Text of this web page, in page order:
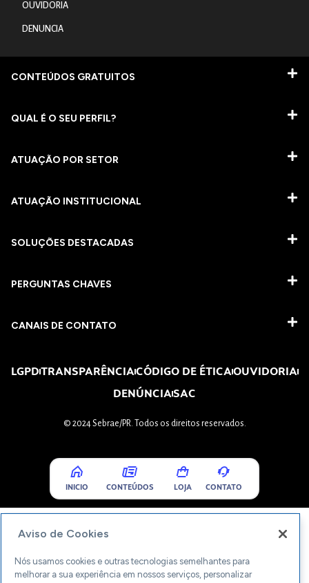
OUVIDORIA
DENUNCIA
CONTEÚDOS GRATUITOS
QUAL É O SEU PERFIL?
ATUAÇÃO POR SETOR
ATUAÇÃO INSTITUCIONAL
SOLUÇÕES DESTACADAS
PERGUNTAS CHAVES​
CANAIS DE CONTATO
LGPDTRANSPARÊNCIACÓDIGO DE ÉTICAOUVIDORIA
DENÚNCIASAC
© 2024 Sebrae/PR. Todos os direitos reservados.
INICIO CONTEÚDOS LOJA CONTATO
Aviso de Cookies
Nós usamos cookies e outras tecnologias semelhantes para
melhorar a sua experiência em nossos serviços, personalizar